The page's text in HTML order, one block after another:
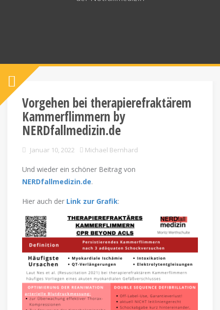
Vorgehen bei therapierefraktärem
Kammerflimmern by
NERDfallmedizin.de
Januar 10, 2022 Michael Bernhard
Und wieder ein schöner Beitrag von
NERDfallmedizin.de.
Hier auch der Link zur Grafik: